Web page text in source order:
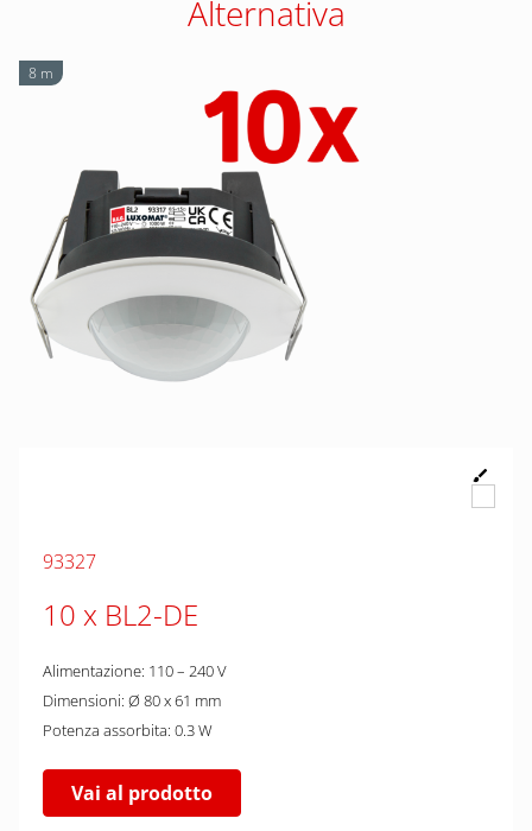
Alternativa
8 m
93327
10 x BL2-DE
Alimentazione: 110 – 240 V
Dimensioni: Ø 80 x 61 mm
Potenza assorbita: 0.3 W
Vai al prodotto